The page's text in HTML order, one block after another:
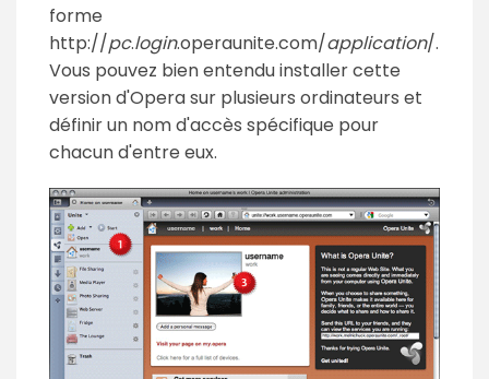
forme
http://pc.login.operaunite.com/application/.
Vous pouvez bien entendu installer cette
version d'Opera sur plusieurs ordinateurs et
définir un nom d'accès spécifique pour
chacun d'entre eux.